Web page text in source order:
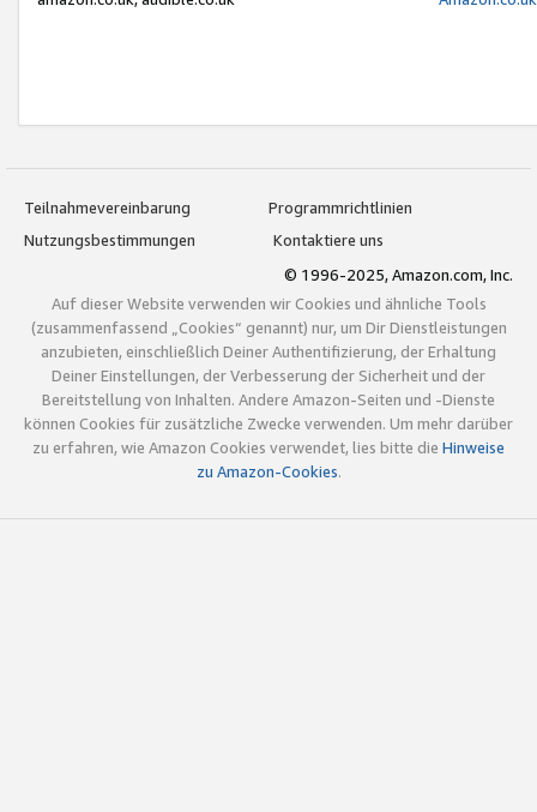
Teilnahmevereinbarung
Programmrichtlinien
Nutzungsbestimmungen
Kontaktiere uns
© 1996-2025, Amazon.com, Inc.
Auf dieser Website verwenden wir Cookies und ähnliche Tools
(zusammenfassend „Cookies“ genannt) nur, um Dir Dienstleistungen
anzubieten, einschließlich Deiner Authentifizierung, der Erhaltung
Deiner Einstellungen, der Verbesserung der Sicherheit und der
Bereitstellung von Inhalten. Andere Amazon-Seiten und -Dienste
können Cookies für zusätzliche Zwecke verwenden. Um mehr darüber
zu erfahren, wie Amazon Cookies verwendet, lies bitte die Hinweise
zu Amazon-Cookies.